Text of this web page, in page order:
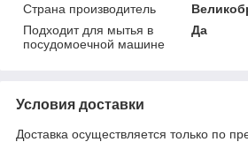
Страна производитель
Подходит для мытья в
посудомоечной машине
Да
Условия доставки
Доставка осуществляется только по